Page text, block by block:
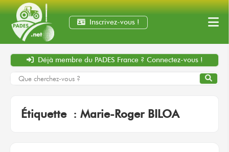
Inscrivez-vous !
Déjà membre du PADES France ? Connectez-vous !
Étiquette : Marie-Roger BILOA